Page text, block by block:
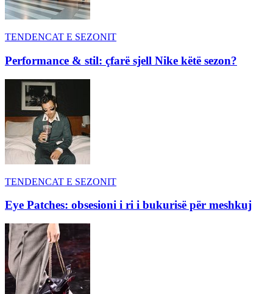
TENDENCAT E SEZONIT
Performance & stil: çfarë sjell Nike këtë sezon?
TENDENCAT E SEZONIT
Eye Patches: obsesioni i ri i bukurisë për meshkuj